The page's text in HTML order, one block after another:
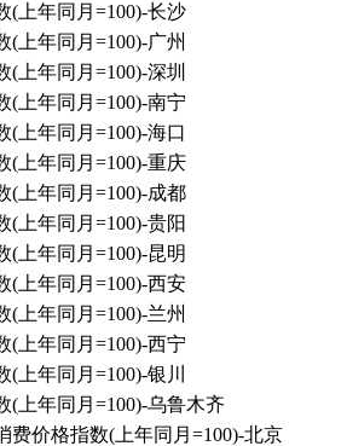
(上年同月=100)-长沙
(上年同月=100)-广州
上年同月=100)-深圳
(上年同月=100)-南宁
(上年同月=100)-海口
(上年同月=100)-重庆
(上年同月=100)-成都
(上年同月=100)-贵阳
(上年同月=100)-昆明
(上年同月=100)-西安
(上年同月=100)-兰州
(上年同月=100)-西宁
上年同月=100)-银川
(上年同月=100)-乌鲁木齐
费价格指数(上年同月=100)-北京